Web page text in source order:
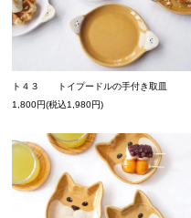
ト４３ トイプードルの手付き取皿
1,800円(税込1,980円)